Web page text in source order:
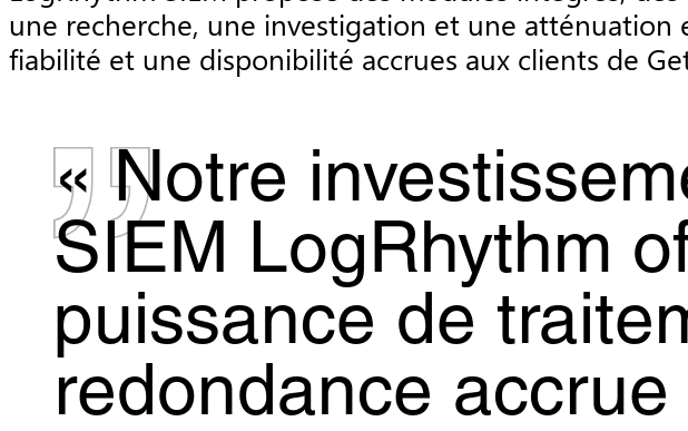
une recherche, une investigation et une atténuation
fiabilité et une disponibilité accrues aux clients de
« Notre
SIEM LogRhythm
puissance de
redondance